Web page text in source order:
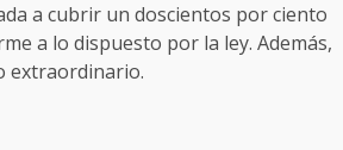
a cubrir un doscientos por ciento
a lo dispuesto por la ley. Además,
extraordinario.